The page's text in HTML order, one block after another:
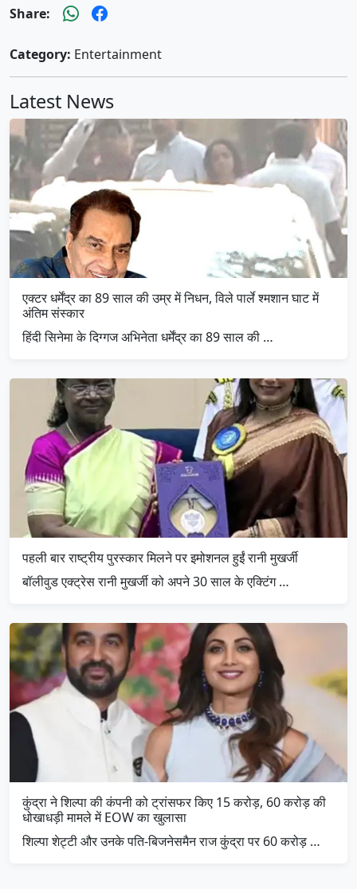
Share:
Category: Entertainment
Latest News
एक्टर धर्मेंद्र का 89 साल की उम्र में निधन, विले पार्ले श्मशान घाट में
अंतिम संस्कार
हिंदी सिनेमा के दिग्गज अभिनेता धर्मेंद्र का 89 साल की …
पहली बार राष्ट्रीय पुरस्कार मिलने पर इमोशनल हुईं रानी मुखर्जी
बॉलीवुड एक्ट्रेस रानी मुखर्जी को अपने 30 साल के एक्टिंग …
कुंद्रा ने शिल्पा की कंपनी को ट्रांसफर किए 15 करोड़, 60 करोड़ की
धोखाधड़ी मामले में EOW का खुलासा
शिल्पा शेट्टी और उनके पति-बिजनेसमैन राज कुंद्रा पर 60 करोड़ …